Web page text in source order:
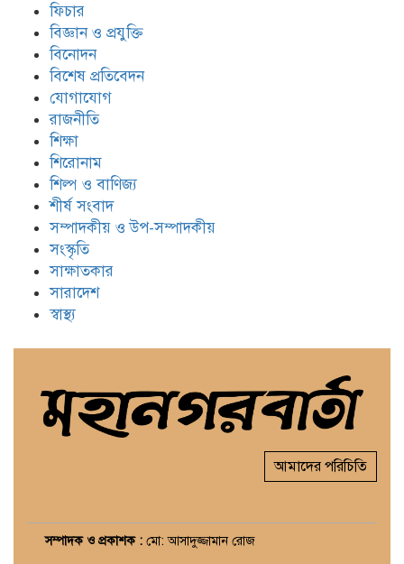
ফিচার
বিজ্ঞান ও প্রযুক্তি
বিনোদন
বিশেষ প্রতিবেদন
যোগাযোগ
রাজনীতি
শিক্ষা
শিরোনাম
শিল্প ও বাণিজ্য
শীর্ষ সংবাদ
সম্পাদকীয় ও উপ-সম্পাদকীয়
সংস্কৃতি
সাক্ষাতকার
সারাদেশ
স্বাস্থ্য
আমাদের পরিচিতি
সম্পাদক ও প্রকাশক : মো: আসাদুজ্জামান রোজ